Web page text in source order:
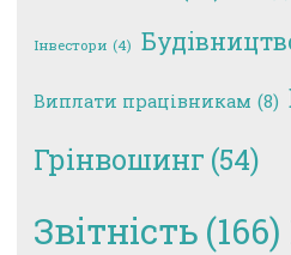
Інвестори (4)
Виплати працівникам (8)
Грінвошинг (54)
Звітність (166)